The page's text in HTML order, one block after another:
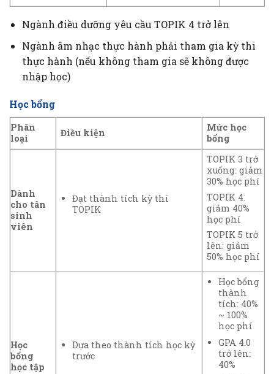
Ngành điều dưỡng yêu cầu TOPIK 4 trở lên
Ngành âm nhạc thực hành phải tham gia kỳ thi
thực hành (nếu không tham gia sẽ không được
nhập học)
Học bổng
Phân
loại
Điều kiện
Mức học
bổng
Dành
cho tân
sinh
viên
Đạt thành tích kỳ thi
TOPIK
TOPIK 3 trở
xuống: giảm
30% học phí
TOPIK 4:
giảm 40%
học phí
TOPIK 5 trở
lên: giảm
50% học phí
Học
bổng
học tập
Dựa theo thành tích học kỳ
trước
Học bổng
thành
tích: 40%
~ 100%
học phí
GPA 4.0
trở lên:
40%